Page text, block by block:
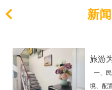
新
一、
境、配